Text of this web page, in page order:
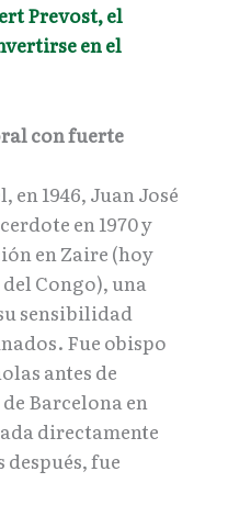
Prevost, el
en el
con fuerte
en 1946, Juan José
en 1970 y
en Zaire (hoy
Congo), una
sensibilidad
Fue obispo
antes de
Barcelona en
directamente
fue